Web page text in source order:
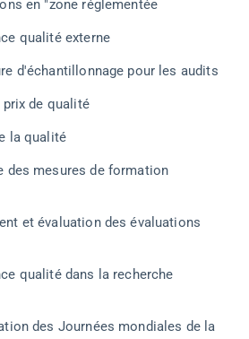
en "zone réglementée
qualité externe
d'échantillonnage pour les audits
prix de qualité
la qualité
des mesures de formation
et évaluation des évaluations
qualité dans la recherche
des Journées mondiales de la